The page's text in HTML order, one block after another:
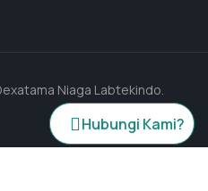
Niaga Labtekindo.
Hubungi Kami?